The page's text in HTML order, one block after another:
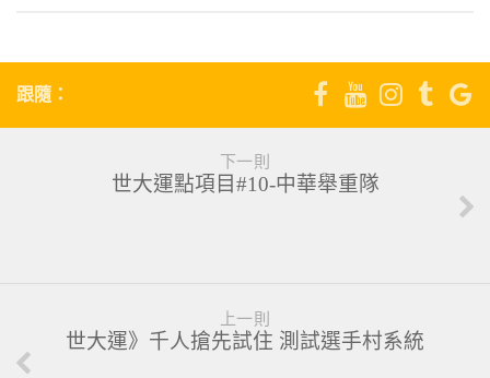
跟隨：
下一則
世大運點項目#10-中華舉重隊
上一則
世大運》千人搶先試住 測試選手村系統